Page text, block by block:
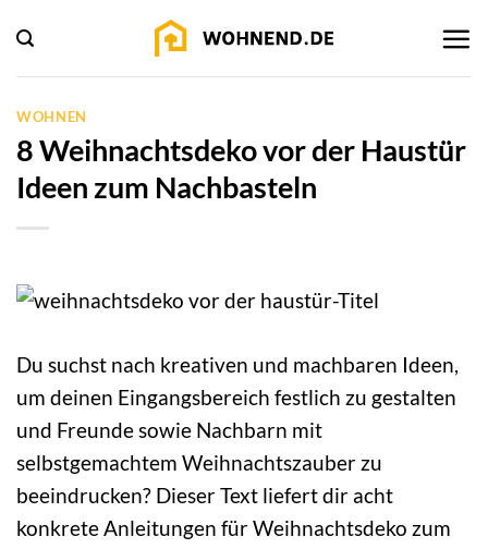
Inhalt
springen
WOHNEN
8 Weihnachtsdeko vor der Haustür
Ideen zum Nachbasteln
Du suchst nach kreativen und machbaren Ideen,
um deinen Eingangsbereich festlich zu gestalten
und Freunde sowie Nachbarn mit
selbstgemachtem Weihnachtszauber zu
beeindrucken? Dieser Text liefert dir acht
konkrete Anleitungen für Weihnachtsdeko zum